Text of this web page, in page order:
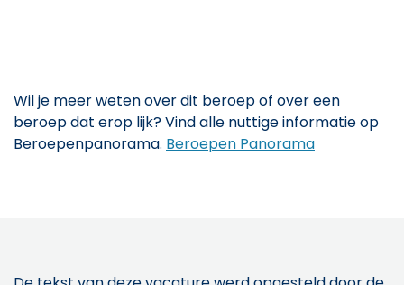
Wil je meer weten over dit beroep of over een
beroep dat erop lijk? Vind alle nuttige informatie op
Beroepenpanorama. Beroepen Panorama